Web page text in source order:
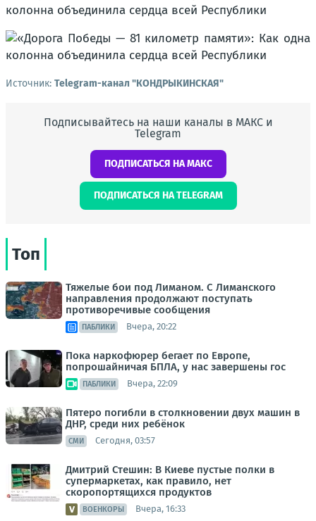
Источник: Telegram-канал "КОНДРЫКИНСКАЯ"
Подписывайтесь на наши каналы в МАКС и
Telegram
ПОДПИСАТЬСЯ НА МАКС
ПОДПИСАТЬСЯ НА TELEGRAM
Топ
Тяжелые бои под Лиманом. С Лиманского
направления продолжают поступать
противоречивые сообщения
ПАБЛИКИ Вчера, 20:22
Пока наркофюрер бегает по Европе,
попрошайничая БПЛА, у нас завершены гос
ПАБЛИКИ Вчера, 22:09
Пятеро погибли в столкновении двух машин в
ДНР, среди них ребёнок
СМИ Сегодня, 03:57
Дмитрий Стешин: В Киеве пустые полки в
супермаркетах, как правило, нет
скоропортящихся продуктов
ВОЕНКОРЫ Вчера, 16:33